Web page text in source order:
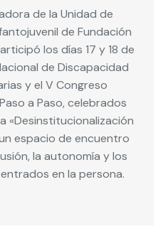
de la Unidad de
de Fundación
los días 17 y 18 de
de Discapacidad
y el V Congreso
a Paso, celebrados
«Desinstitucionalización
espacio de encuentro
la autonomía y los
en la persona.